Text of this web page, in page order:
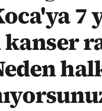
7
kanser